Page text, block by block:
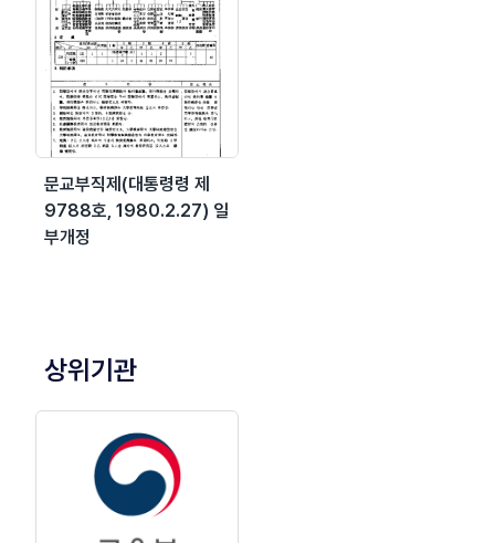
문교부직제(대통령령 제
9788호, 1980.2.27) 일
부개정
상위기관